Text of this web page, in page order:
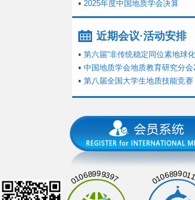
▪ 2025年度中国地质学会决算
近期会议·活动安排
▪ 第六届“非传统稳定同位素地球
▪ 中国地质学会地质教育研究分会
▪ 第八届全国大学生地质技能竞赛
01068999397